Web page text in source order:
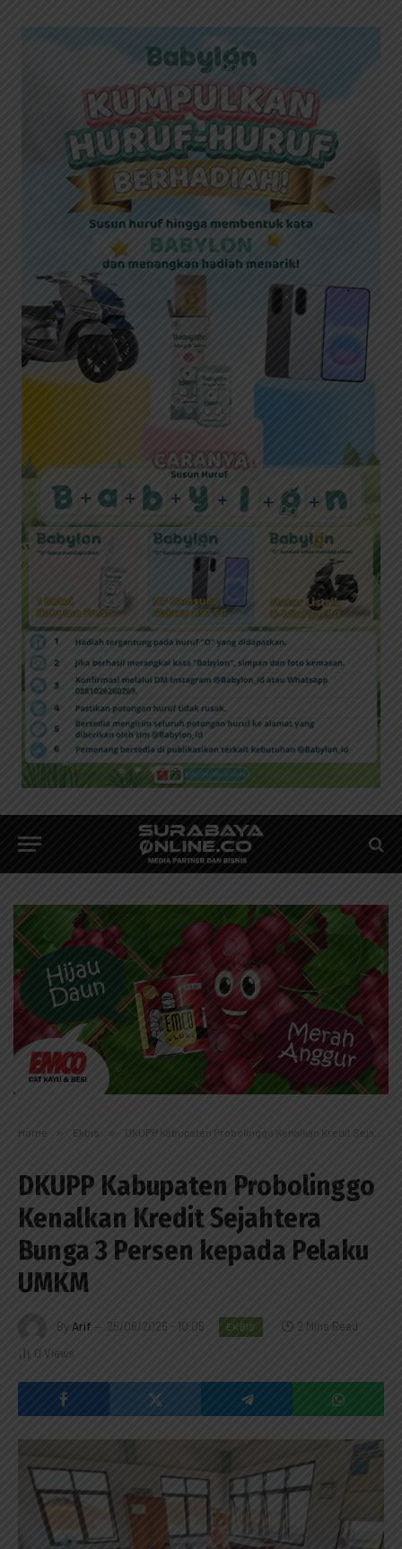
Home » Ekbis » DKUPP Kabupaten Probolinggo Kenalkan Kredit Sejahtera Bunga 3 Persen kepada Pelaku UMKM
DKUPP Kabupaten Probolinggo
Kenalkan Kredit Sejahtera
Bunga 3 Persen kepada Pelaku
UMKM
By Arif 25/06/2026 - 10:06 EKBIS
2 Mins Read
0 Views